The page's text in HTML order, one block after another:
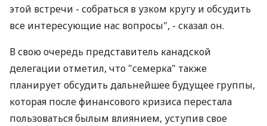
этой встречи - собраться в узком кругу и обсудить
все интересующие нас вопросы", - сказал он.
В свою очередь представитель канадской
делегации отметил, что "семерка" также
планирует обсудить дальнейшее будущее группы,
которая после финансового кризиса перестала
пользоваться былым влиянием, уступив свое